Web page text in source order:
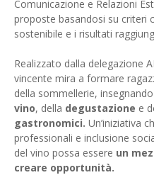
Comunicazione e Relazioni
proposte basandosi su criteri
sostenibile e i risultati
Realizzato dalla delegazione
vincente mira a formare
della sommellerie,
vino, della degustazione e
gastronomici. Un’iniziativa
professionali e inclusione
del vino possa essere un
creare opportunità.